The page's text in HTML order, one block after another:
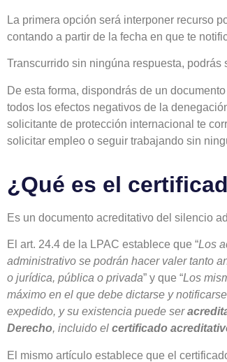
La primera opción será interponer recurso
contando a partir de la fecha en que te
Transcurrido sin ningúna respuesta, podrás
De esta forma, dispondrás de un
todos los efectos negativos de la
solicitante de protección internacional te
solicitar empleo o seguir trabajando sin
¿Qué es el
Es un documento acreditativo del silencio
El art. 24.4 de la LPAC establece que “Los
administrativo se podrán hacer valer tanto
o jurídica, pública o privada” y que “Los
máximo en el que debe dictarse y
expedido, y su existencia puede ser
Derecho, incluido el certificado
El mismo artículo establece que el